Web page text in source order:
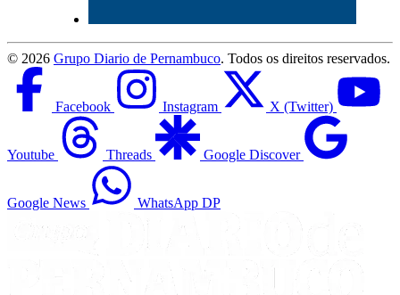
© 2026 Grupo Diario de Pernambuco. Todos os direitos reservados.
Facebook Instagram X (Twitter)
Youtube Threads Google Discover
Google News WhatsApp DP